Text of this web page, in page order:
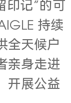
印记”的可
持续
全天候户
亲身走进
开展公益